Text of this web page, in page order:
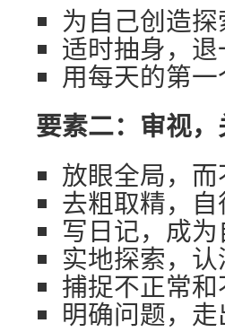
为自己创造
适时抽身，退
用每天的第
要素二：审视
放眼全局，而
去粗取精，自
写日记，成
实地探索，认
捕捉不正常和
明确问题，